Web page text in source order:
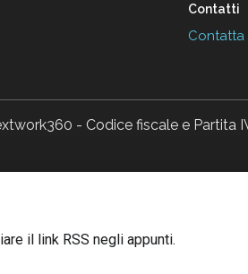
Contatti
Contatta
- Codice fiscale e Partita
il link RSS negli appunti.